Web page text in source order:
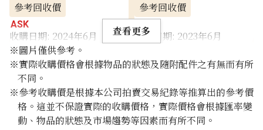
參考回收價
ASK
收購日期: 2024年6月
參考回收價
ASK
收購日期: 2023年6月
查看更多
※圖片僅供參考。
※實際收購價格會根據物品的狀態及隨附配件之有無而有所
不同。
※參考收購價是根據本公司拍賣交易紀錄等推算出的參考價
格。這並不保證實際的收購價格，實際價格會根據匯率變
動、物品的狀態及市場趨勢等因素而有所不同。